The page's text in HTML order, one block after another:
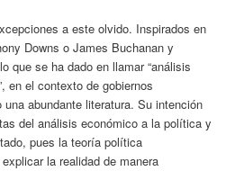
a este olvido. Inspirados en
Downs o James Buchanan y
que se ha dado en llamar “análisis
en el contexto de gobiernos
abundante literatura. Su intención
del análisis económico a la política y
pues la teoría política
la realidad de manera